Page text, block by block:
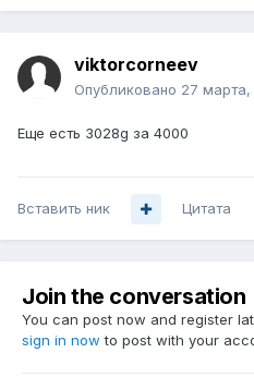
viktorcorneev
Опубликовано 27 марта,
Еще есть 3028g за 4000
Вставить ник Цитата
Join the conversation
You can post now and register
sign in now to post with your